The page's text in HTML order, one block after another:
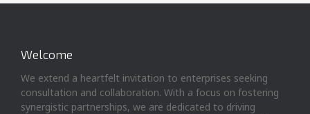
Welcome
We extend a heartfelt invitation to enterprises seeking
consultation and collaboration. With a focus on fostering
synergistic partnerships, we are dedicated to driving